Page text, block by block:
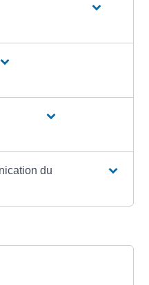
du